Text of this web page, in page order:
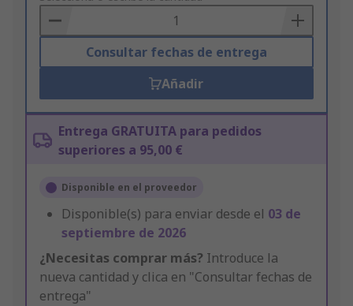
Basket
Consultar fechas de entrega
Añadir
Entrega GRATUITA para pedidos
superiores a 95,00 €
Disponible en el proveedor
Disponible(s) para enviar desde el 03 de
septiembre de 2026
¿Necesitas comprar más? Introduce la
nueva cantidad y clica en "Consultar fechas de
entrega"